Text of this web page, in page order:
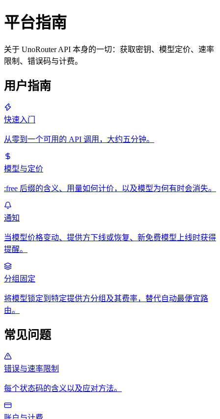
平台指南
关于 UnoRouter API 本身的一切：获取密钥、模型定价、速率
限制、错误码与计费。
用户指南
快速入门
从零到一个可用的 API 调用，大约五分钟。
模型与定价
:free 后缀的含义、用量如何计价，以及模型为何有时会消失。
通知
当模型价格变动、提供方下线或恢复、新免费模型上线时获得
提醒。
分组固定
将模型锁定到特定提供方分组及其费率，替代自动最便宜路
由。
常见问题
错误与速率限制
每个状态码的含义以及应对方法。